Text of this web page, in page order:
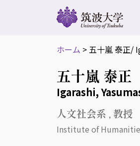
ホーム > 五十嵐 泰正/
五十嵐 泰正
Igarashi,
人文社会系 , 教授
Institute of